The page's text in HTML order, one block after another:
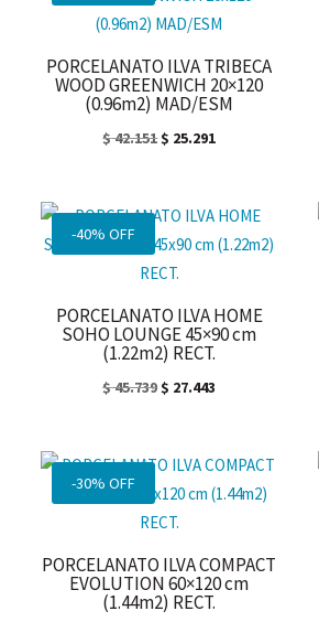
PORCELANATO ILVA TRIBECA
WOOD GREENWICH 20×120
(0.96m2) MAD/ESM
$42.151 El
era:
$ 42.151.
$ 25.291El
es:
$ 25.291.
-40% OFF
PORCELANATO ILVA HOME
SOHO LOUNGE 45×90 cm
(1.22m2) RECT.
$45.739 El
era:
$ 45.739.
$ 27.443
es:
$ 27.443.
-30% OFF
PORCELANATO ILVA COMPACT
EVOLUTION 60×120 cm
(1.44m2) RECT.